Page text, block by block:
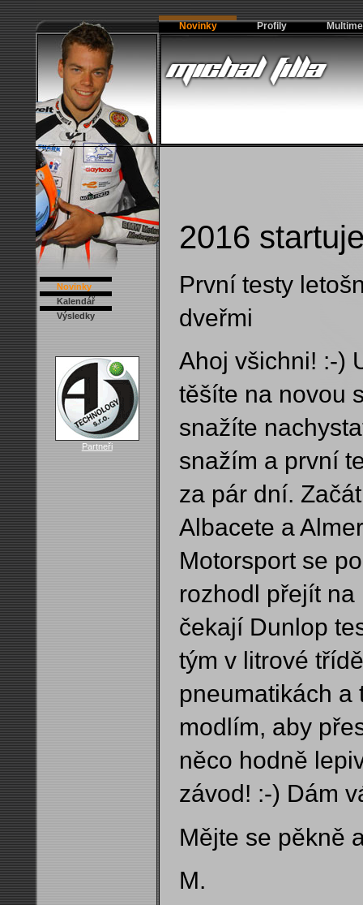
Novinky
Kalendář
Výsledky
Partneři
Novinky Profily
2016
První testy
dveřmi
Ahoj všichni! :-)
těšíte na novou
snažíte
snažím a první
za pár dní.
Albacete a
Motorsport se
rozhodl přejít
čekají Dunlop
tým v litrové
pneumatikách a
modlím, aby
něco hodně
závod! :-) Dám
Mějte se pěkně
M.